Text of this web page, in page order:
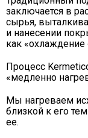
заключается в
сырья,
и нанесении
как «охлаждение
Процесс
«медленно
Мы нагреваем
близкой к его
ее.